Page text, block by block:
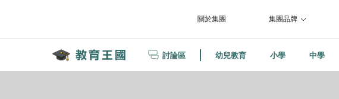
關於集團 集團品牌
討論區 幼兒教育 小學 中學